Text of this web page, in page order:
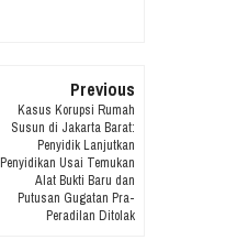
Previous
Kasus Korupsi Rumah
Susun di Jakarta Barat:
Penyidik Lanjutkan
Penyidikan Usai Temukan
Alat Bukti Baru dan
Putusan Gugatan Pra-
Peradilan Ditolak